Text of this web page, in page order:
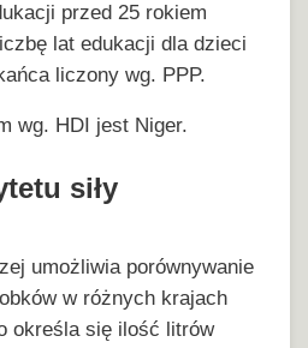
przed 25 rokiem
lat edukacji dla dzieci
liczony wg. PPP.
wg. HDI jest Niger.
siły
umożliwia porównywanie
w różnych krajach
określa się ilość litrów